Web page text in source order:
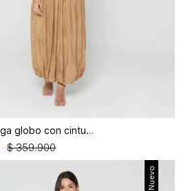
Falda larga globo con cinturón
$ 359.900
Nuevo